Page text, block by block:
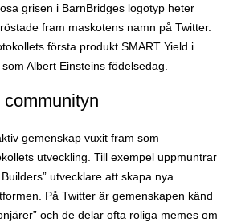
grisen i BarnBridges logotyp heter
fram maskotens namn på Twitter.
första produkt SMART Yield i
Albert Einsteins födelsedag.
gemenskap vuxit fram som
utveckling. Till exempel uppmuntrar
utvecklare att skapa nya
På Twitter är gemenskapen känd
och de delar ofta roliga memes om